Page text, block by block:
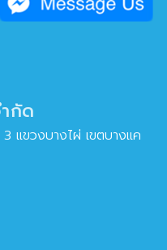
กัด
แขวงบางไผ่ เขตบางแค